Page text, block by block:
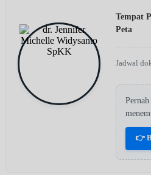
Tempat
Peta
Jadwal
👉